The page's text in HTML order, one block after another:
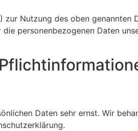
Nutzung des oben
personenbezogenen Daten
Daten sehr ernst. Wir